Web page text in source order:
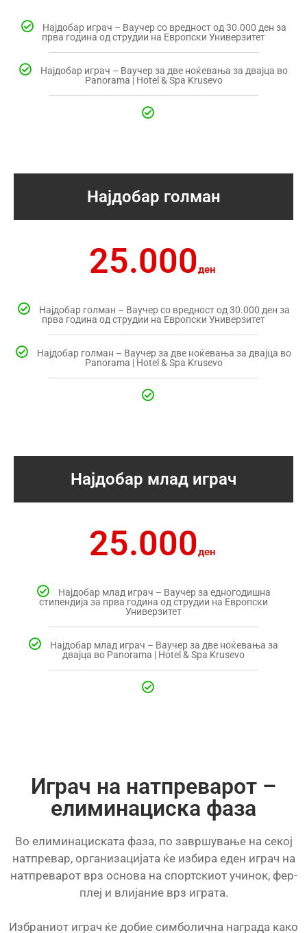
Најдобар играч – Ваучер со вредност од 30.000 ден за
прва година од струдии на Европски Универзитет
Најдобар играч – Ваучер за две ноќевања за двајца во
Panorama | Hotel & Spa Krusevo
Најдобар голман
25.000ден
Најдобар голман – Ваучер со вредност од 30.000 ден за
прва година од струдии на Европски Универзитет
Најдобар голман – Ваучер за две ноќевања за двајца во
Panorama | Hotel & Spa Krusevo
Најдобар млад играч
25.000ден
Најдобар млад играч – Ваучер за едногодишна
стипендија за прва година од струдии на Европски
Универзитет
Најдобар млад играч – Ваучер за две ноќевања за
двајца во Panorama | Hotel & Spa Krusevo
Играч на натпреварот –
елиминациска фаза
Во елиминациската фаза, по завршување на секој
натпревар, организацијата ќе избира еден играч на
натпреварот врз основа на спортскиот учинок, фер-
плеј и влијание врз играта.
Избраниот играч ќе добие симболична награда како